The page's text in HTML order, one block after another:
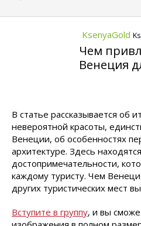
KsenyaGold
Чем
Венеция
В статье рассказывается об
невероятной красоты,
Венеции, об особенностях
архитектуре. Здесь
достопримечательности,
каждому туристу. Чем
других туристических мест
Вступите в группу, и вы